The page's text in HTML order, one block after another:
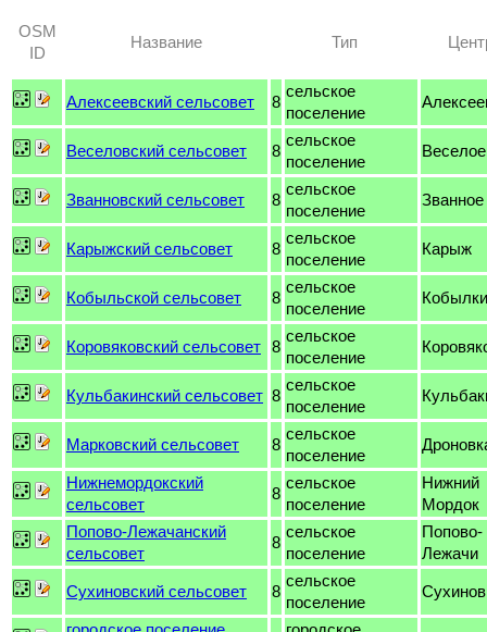
OSM
ID
Название Тип
Алексеевский сельсовет 8
сельское
поселение
Веселовский сельсовет 8
сельское
поселение
Веселое
Званновский сельсовет 8
сельское
поселение
Званное
Карыжский сельсовет 8
сельское
поселение
Карыж
Кобыльской сельсовет 8
сельское
поселение
Кобылки
Коровяковский сельсовет 8
сельское
поселение
Кульбакинский сельсовет 8
сельское
поселение
Марковский сельсовет 8
сельское
поселение
Нижнемордокский
сельсовет
8
сельское
поселение
Нижний
Мордок
Попово-Лежачанский
сельсовет
8
сельское
поселение
Попово-
Лежачи
Сухиновский сельсовет 8
сельское
поселение